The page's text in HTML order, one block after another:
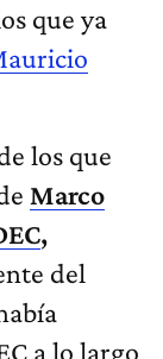
que ya
los que
Marco
,
del
a lo largo